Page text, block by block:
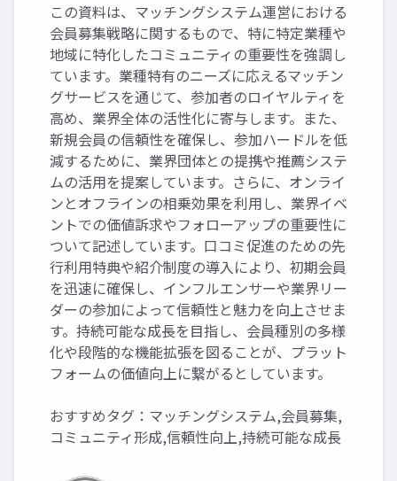
この資料は、マッチングシステム運営における
会員募集戦略に関するもので、特に特定業種や
地域に特化したコミュニティの重要性を強調し
ています。業種特有のニーズに応えるマッチン
グサービスを通じて、参加者のロイヤルティを
高め、業界全体の活性化に寄与します。また、
新規会員の信頼性を確保し、参加ハードルを低
減するために、業界団体との提携や推薦システ
ムの活用を提案しています。さらに、オンライ
ンとオフラインの相乗効果を利用し、業界イベ
ントでの価値訴求やフォローアップの重要性に
ついて記述しています。口コミ促進のための先
行利用特典や紹介制度の導入により、初期会員
を迅速に確保し、インフルエンサーや業界リー
ダーの参加によって信頼性と魅力を向上させま
す。持続可能な成長を目指し、会員種別の多様
化や段階的な機能拡張を図ることが、プラット
フォームの価値向上に繋がるとしています。
おすすめタグ：マッチングシステム,会員募集,
コミュニティ形成,信頼性向上,持続可能な成長